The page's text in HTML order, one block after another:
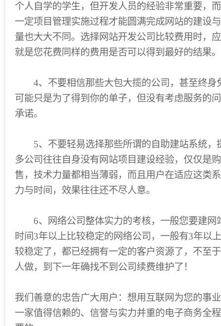
个人自学的学生，但开发人员的经验非常重要，
一定项目管理实施过程才能圆满完成网站的建设
量也大大不同。选择网站开发公司比较费用时，
就是您花费同样的费用是否可以得到最好的结果。
4、不要相信那些大包大揽的公司，甚至终身
可能只是为了得到你的单子，但没有考虑服务的
承诺。
5、不要轻易选择那些所谓的自助建站系统，
多公司往往自身没有网站项目建设经验，仅仅是
售，技术力量都相当薄弱，而且用户在适应这类
力与时间，效果往往还不尽人意。
6、网络公司整体实力的考核，一般您要建网
时间3年以上比较稳定的网络公司，一般有3年以
较稳定了，都已经拥有一定的客户资源了，不至
人做，到下一年确找不到公司续费维护了！
我们善意的忠告广大用户：想用互联网为您的事
一家值得信赖的、信誉与实力并重的电子商务全